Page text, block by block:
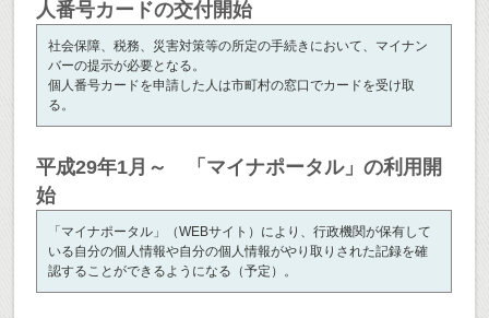
人番号カードの交付開始
社会保障、税務、災害対策等の所定の手続きにおいて、マイナン
バーの提示が必要となる。
個人番号カードを申請した人は市町村の窓口でカードを受け取
る。
平成29年1月～ 「マイナポータル」の利用開
始
「マイナポータル」（WEBサイト）により、行政機関が保有して
いる自分の個人情報や自分の個人情報がやり取りされた記録を確
認することができるようになる（予定）。